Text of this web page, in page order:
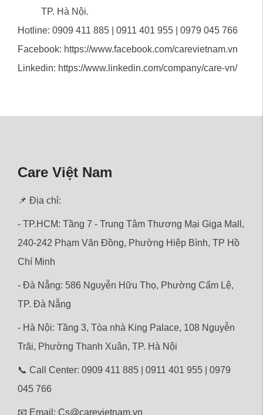
TP. Hà Nội.
Hotline: 0909 411 885 | 0911 401 955 | 0979 045 766
Facebook: https://www.facebook.com/carevietnam.vn
Linkedin: https://www.linkedin.com/company/care-vn/
Care Việt Nam
📌 Địa chỉ:
- TP.HCM: Tầng 7 - Trung Tâm Thương Mại Giga Mall,
240-242 Phạm Văn Đồng, Phường Hiệp Bình, TP Hồ
Chí Minh
- Đà Nẵng: 586 Nguyễn Hữu Thọ, Phường Cẩm Lệ,
TP. Đà Nẵng
- Hà Nội: Tầng 3, Tòa nhà King Palace, 108 Nguyễn
Trãi, Phường Thanh Xuân, TP. Hà Nội
📞 Call Center: 0909 411 885 | 0911 401 955 | 0979
045 766
📧 Email: Cs@carevietnam.vn